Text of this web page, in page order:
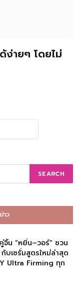
ง่ายๆ โดยไม่
าว
จิ้น “หยิ่น–วอร์” ชวน
บเซรั่มสูตรใหม่ล่าสุด
Ultra Firming ทุก